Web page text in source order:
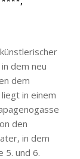
dem neu
dem
in einem
den
in dem
5. und 6.